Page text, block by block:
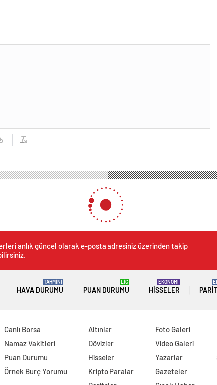
anlık güncel olarak e-posta adresiniz üzerinden takip
HAVA DURUMU
TAHMİNİ
PUAN DURUMU
LİG
HISSELER
EKONOMİ
Canlı Borsa
Namaz Vakitleri
Puan Durumu
Örnek Burç Yorumu
Altınlar
Dövizler
Hisseler
Kripto Paralar
Foto Galeri
Video Galeri
Yazarlar
Gazeteler